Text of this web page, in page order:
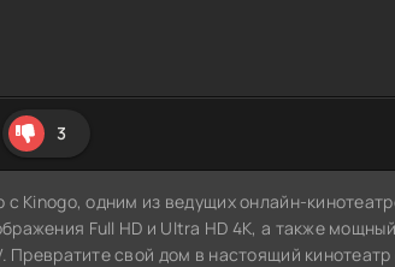
3
с Kinogo, одним из ведущих онлайн-
Full HD и Ultra HD 4K, а также мощный
Превратите свой дом в настоящий кинотеатр